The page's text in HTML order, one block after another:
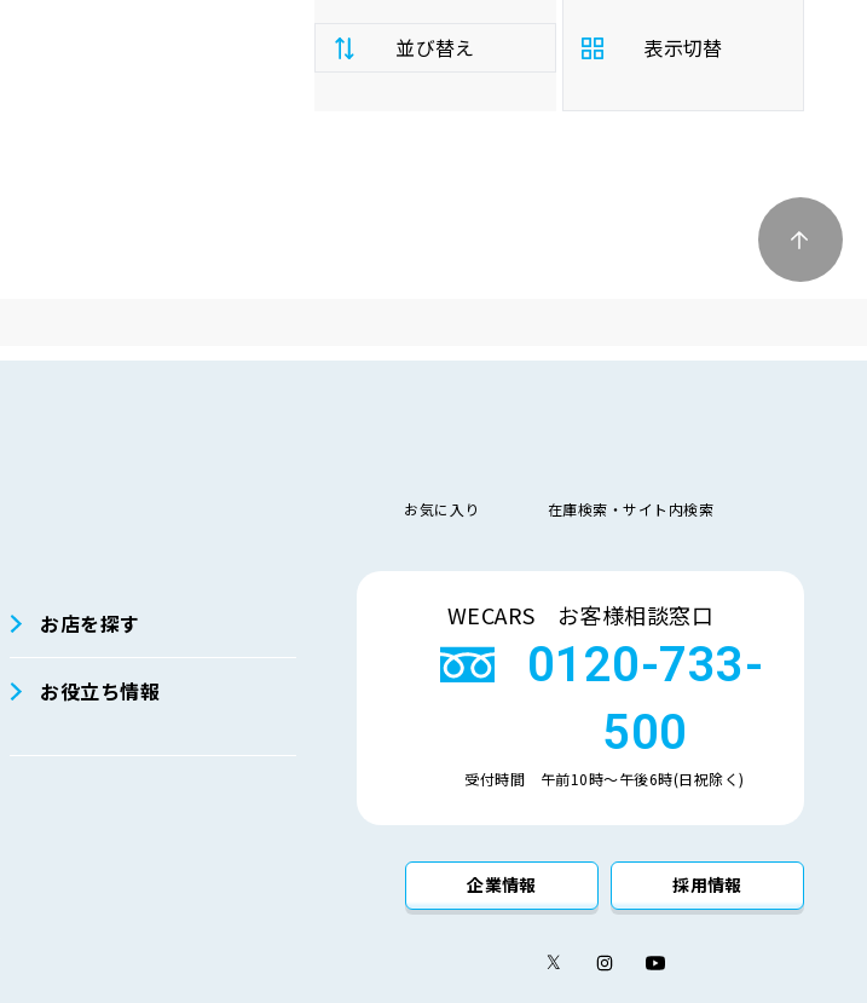
並び替え
高い順
走
気
大きい順
検
残
多い順
表示切替
お気に入り 在庫検索・サイト内検索
お店を探す
お役立ち情報
WECARS お客様相談窓口
0120-733-
500
受付時間 午前10時〜午後6時(日祝除く)
企業情報 採用情報